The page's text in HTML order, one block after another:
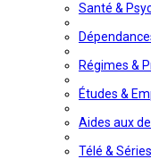
Santé &
Régimes &
Études &
Aides aux
Télé & Séries